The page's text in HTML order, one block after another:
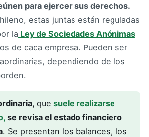
para ejercer sus derechos.
estas juntas están reguladas
la Ley de Sociedades Anónimas
de cada empresa. Pueden ser
dependiendo de los
que suele realizarse
se revisa el estado financiero
. Se presentan los balances, los